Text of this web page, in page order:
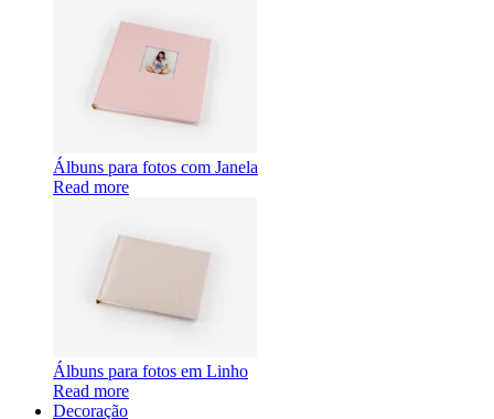
Álbuns para fotos com Janela
Read more
Álbuns para fotos em Linho
Read more
Decoração